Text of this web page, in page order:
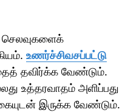
செலவுகளைக்
உணர்ச்சிவசப்பட்டு
தவிர்க்க வேண்டும்.
உத்தரவாதம் அளிப்பது
இருக்க வேண்டும்.